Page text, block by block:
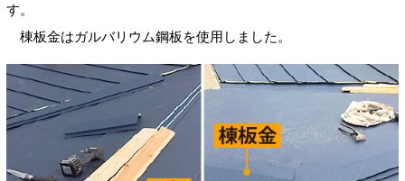
す。
棟板金はガルバリウム鋼板を使用しました。